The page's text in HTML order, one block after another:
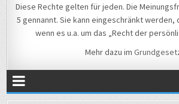
Diese Rechte gelten für jeden. Die
5 gennannt. Sie kann eingeschränkt werden,
wenn es u.a. um das „Recht der
Mehr dazu im